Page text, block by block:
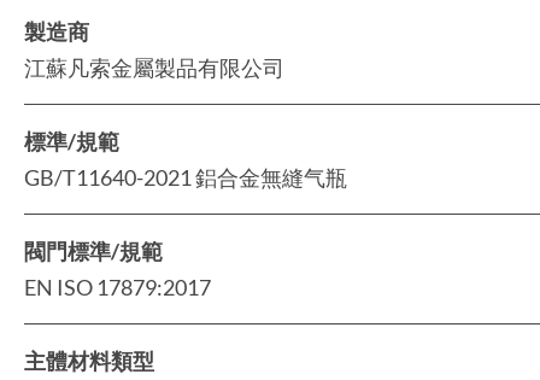
製造商
江蘇凡索金屬製品有限公司
標準/規範
GB/T11640-2021 鋁合金無縫气瓶
閥門標準/規範
EN ISO 17879:2017
主體材料類型